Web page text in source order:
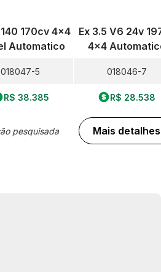
140 170cv 4x4
Automatico
018047-5
R$ 38.385
pesquisada
Ex 3.5 V6 24v
4x4
018046-7
R$ 28.538
Mais detalhes